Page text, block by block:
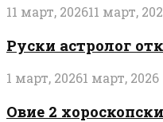
11 март, 202611 март,
Руски астролог
1 март, 20261 март, 2026
Овие 2